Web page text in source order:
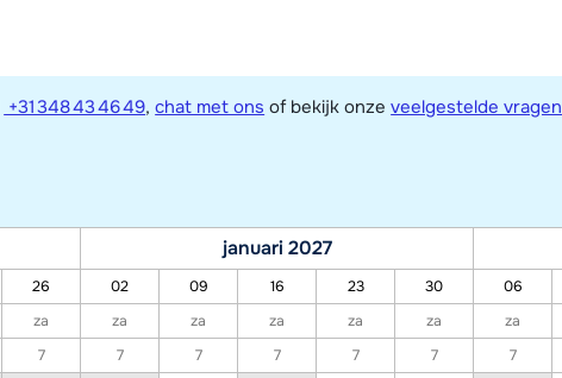
+31 348 43 46 49,chat met ons of bekijk onzeveelgestelde vragen
januari 2027
26 02 09 16 23 30 06
za za za za za za za
7 7 7 7 7 7 7